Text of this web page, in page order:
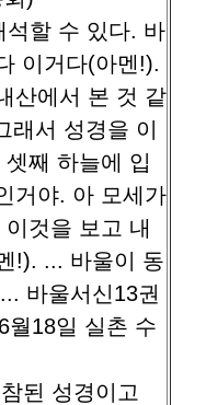
석할 수 있다. 바
이거다(아멘!).
산에서 본 것 같
서 성경을 이
째 하늘에 입
거야. 아 모세가
것을 보고 내
!). ... 바울이 동
바울서신13권
월18일 실촌 수
된 성경이고